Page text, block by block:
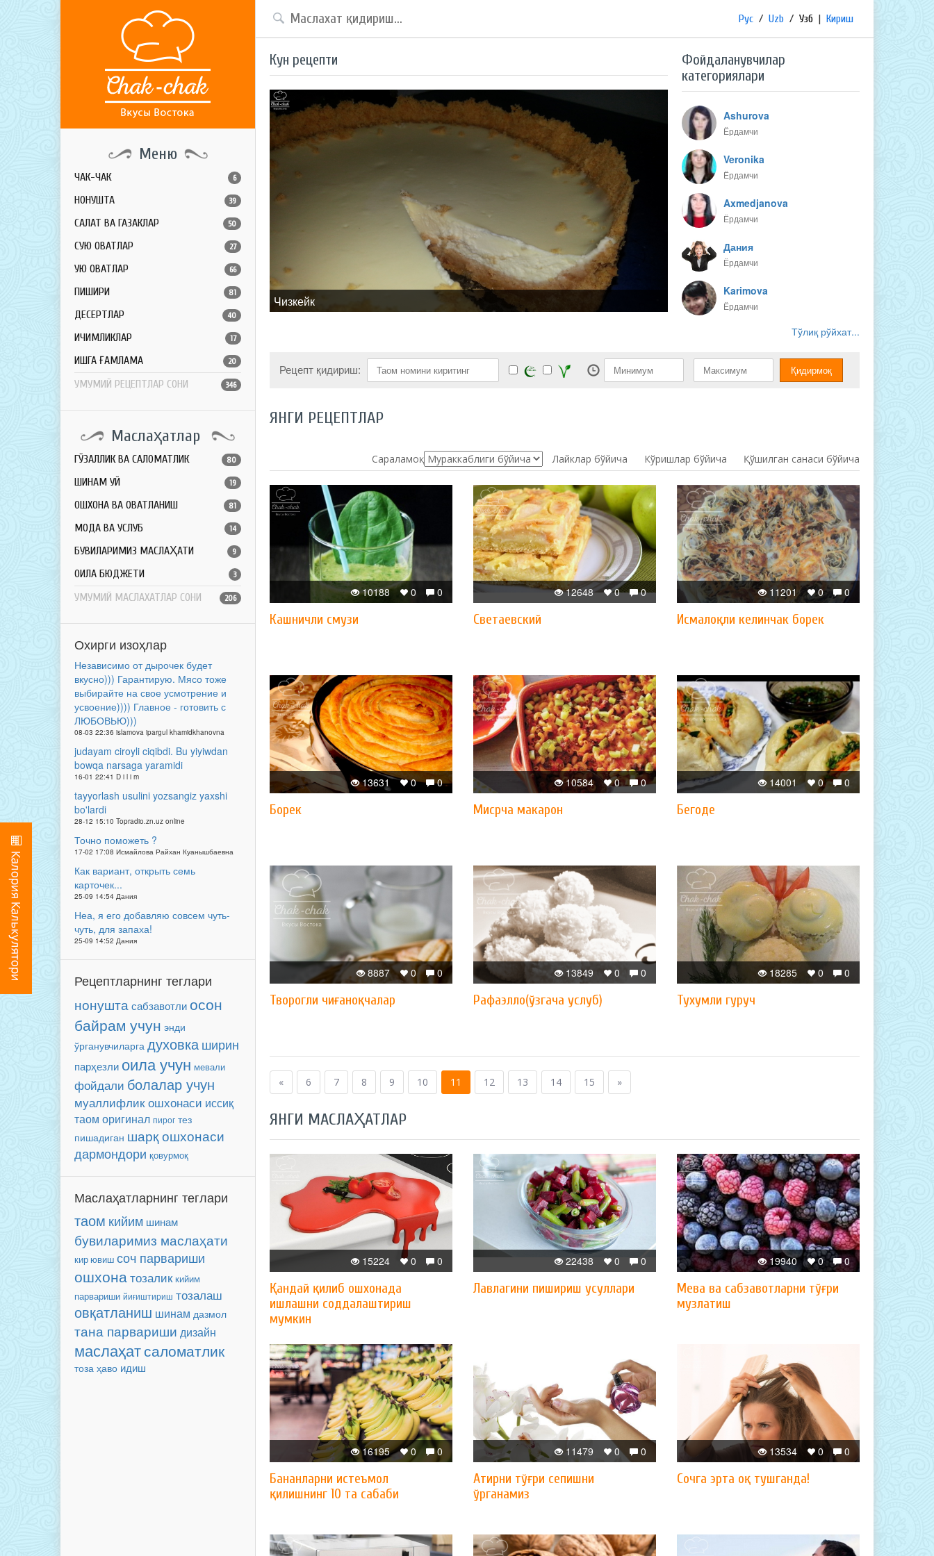
Меню
ЧАК-ЧАК 6
НОНУШТА 39
САЛАТ ВА ГАЗАКЛАР 50
СУЮҚ ОВҚАТЛАР 27
ҚУЮҚ ОВҚАТЛАР 66
ПИШИРИҚ 81
ДЕСЕРТЛАР 40
ИЧИМЛИКЛАР 17
ҚИШГА ҒАМЛАМА 20
УМУМИЙ РЕЦЕПТЛАР СОНИ 346
Маслаҳатлар
ГЎЗАЛЛИК ВА САЛОМАТЛИК 80
ШИНАМ УЙ 19
ОШХОНА ВА ОВҚАТЛАНИШ 81
МОДА ВА УСЛУБ 14
БУВИЛАРИМИЗ МАСЛАҲАТИ 9
ОИЛА БЮДЖЕТИ 3
УМУМИЙ МАСЛАХАТЛАР СОНИ 206
Охирги изоҳлар
Независимо от дырочек будет
вкусно))) Гарантирую. Мясо тоже
выбирайте на свое усмотрение и
усвоение)))) Главное - готовить с
ЛЮБОВЬЮ)))
08-03 22:36 islamova ipargul khamidkhanovna
judayam ciroyli ciqibdi. Bu yiyiwdan
bowqa narsaga yaramidi
16-01 22:41 D i l i m
tayyorlash usulini yozsangiz yaxshi
bo'lardi
28-12 15:10 Topradio.zn.uz online
Точно поможеть ?
17-02 17:08 Исмайлова Райхан Куанышбаевна
Как вариант, открыть семь
карточек...
25-09 14:54 Дания
Неа, я его добавляю совсем чуть-
чуть, для запаха!
25-09 14:52 Дания
Рецептларнинг теглари
нонушта сабзавотли осон
байрам учун энди
ўрганувчиларга духовкаширин
парҳезли оила учун мевали
фойдали болалар учун
муаллифлик ошхонаси иссиқ
таом оригинал пирог тез
пишадиган шарқ ошхонаси
дармондори қовурмоқ
Маслаҳатларнинг теглари
таом кийим шинам
бувиларимиз маслаҳати
кир ювиш соч парвариши
ошхонатозалик кийим
парвариши йиғиштириш тозалаш
овқатланиш шинам дазмол
тана парвариши дизайн
маслаҳатсаломатлик
тоза ҳаво идиш
Рус / Uzb / Узб | Кириш
Кун рецепти
Чизкейк
Фойдаланувчилар
категориялари
Ashurova
Ёрдамчи
Veronika
Ёрдамчи
Axmedjanova
Ёрдамчи
Дания
Ёрдамчи
Karimova
Ёрдамчи
Тўлиқ рўйхат...
Рецепт қидириш:
ЯНГИ РЕЦЕПТЛАР
Сараламоқ: Лайклар бўйича Кўришлар бўйича Қўшилган санаси бўйича
0
0
10188
Кашничли смузи
0
0
12648
Светаевский
0
0
11201
Исмалоқли келинчак борек
0
0
13631
Борек
0
0
10584
Мисрча макарон
0
0
14001
Бегоде
0
0
8887
Творогли чиғаноқчалар
0
0
13849
Рафаэлло(ўзгача услуб)
0
0
18285
Тухумли гуруч
« 6 7 8 9 10 11 12 13 14 15 »
ЯНГИ МАСЛАҲАТЛАР
0
0
15224
Қандай қилиб ошхонада
ишлашни соддалаштириш
мумкин
0
0
22438
Лавлагини пишириш усуллари
0
0
19940
Мева ва сабзавотларни тўғри
музлатиш
0
0
16195
Бананларни истеъмол
қилишнинг 10 та сабаби
0
0
11479
Атирни тўғри сепишни
ўрганамиз
0
0
13534
Сочга эрта оқ тушганда!